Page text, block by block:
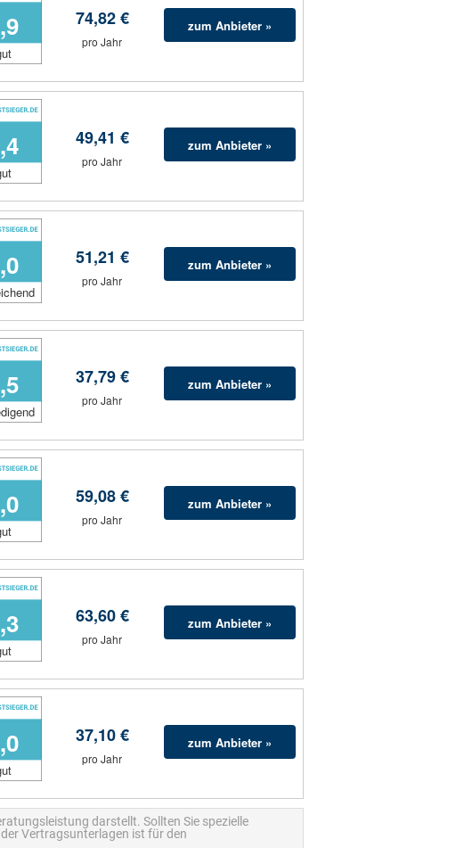
74,82 €
pro Jahr
zum Anbieter »
49,41 €
pro Jahr
zum Anbieter »
51,21 €
pro Jahr
zum Anbieter »
37,79 €
pro Jahr
zum Anbieter »
59,08 €
pro Jahr
zum Anbieter »
63,60 €
pro Jahr
zum Anbieter »
37,10 €
pro Jahr
zum Anbieter »
darstellt. Sollten Sie spezielle
Vertragsunterlagen ist für den